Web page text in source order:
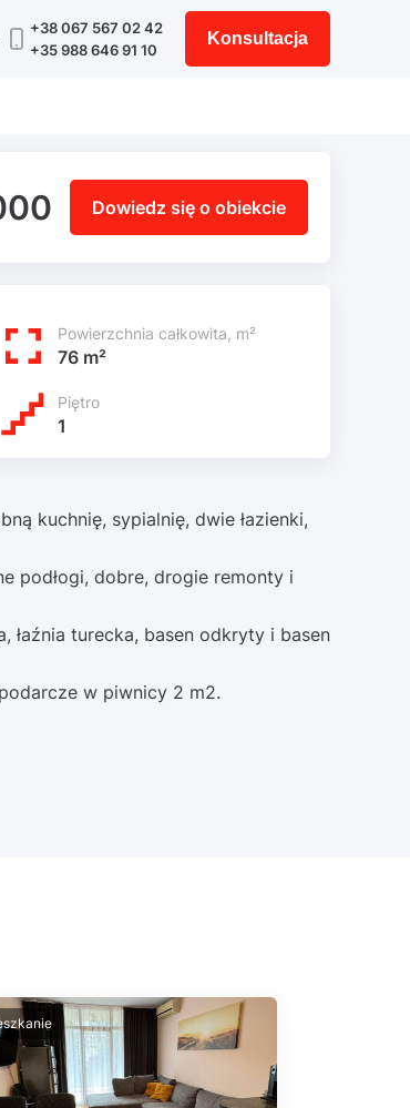
+38 067 567 02 42
+35 988 646 91 10
Konsultacja
Dowiedz się o obiekcie
Powierzchnia całkowita, m²
76 m²
Piętro
1
kuchnię, sypialnię, dwie łazienki,
podłogi, dobre, drogie remonty i
łaźnia turecka, basen odkryty i basen
w piwnicy 2 m2.